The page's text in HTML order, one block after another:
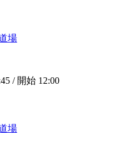
場
/ 開始 12:00
場